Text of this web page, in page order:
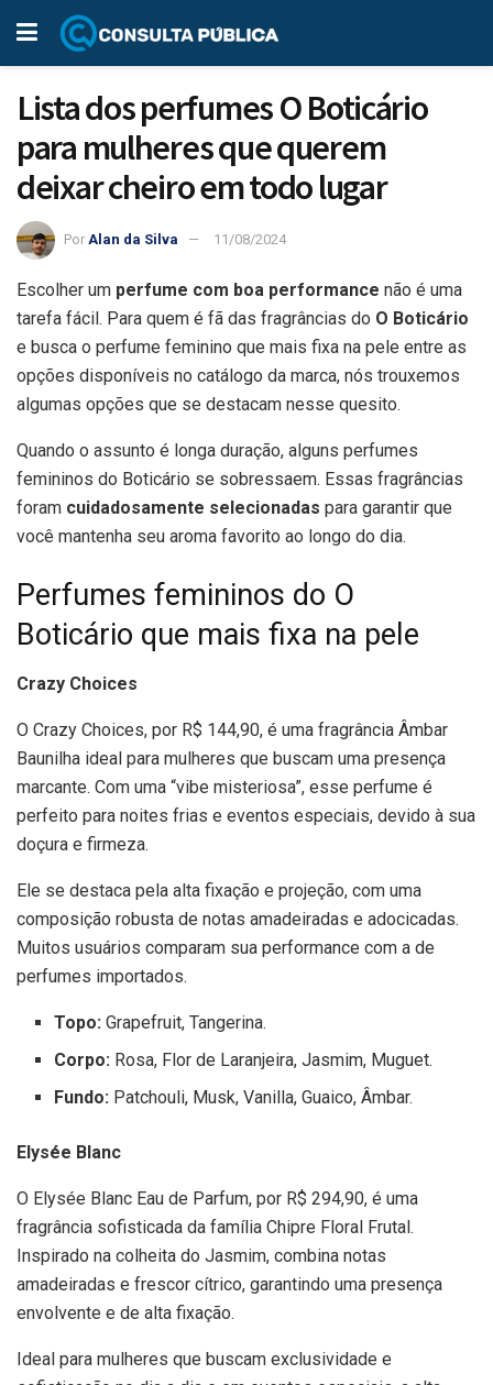
Lista dos perfumes O Boticário
para mulheres que querem
deixar cheiro em todo lugar
Por Alan da Silva 11/08/2024
Escolher um perfume com boa performance não é uma
tarefa fácil. Para quem é fã das fragrâncias do O Boticário
e busca o perfume feminino que mais fixa na pele entre as
opções disponíveis no catálogo da marca, nós trouxemos
algumas opções que se destacam nesse quesito.
Quando o assunto é longa duração, alguns perfumes
femininos do Boticário se sobressaem. Essas fragrâncias
foram cuidadosamente selecionadas para garantir que
você mantenha seu aroma favorito ao longo do dia.
Perfumes femininos do O
Boticário que mais fixa na pele
Crazy Choices
O Crazy Choices, por R$ 144,90, é uma fragrância Âmbar
Baunilha ideal para mulheres que buscam uma presença
marcante. Com uma “vibe misteriosa”, esse perfume é
perfeito para noites frias e eventos especiais, devido à sua
doçura e firmeza.
Ele se destaca pela alta fixação e projeção, com uma
composição robusta de notas amadeiradas e adocicadas.
Muitos usuários comparam sua performance com a de
perfumes importados.
Topo: Grapefruit, Tangerina.
Corpo: Rosa, Flor de Laranjeira, Jasmim, Muguet.
Fundo: Patchouli, Musk, Vanilla, Guaico, Âmbar.
Elysée Blanc
O Elysée Blanc Eau de Parfum, por R$ 294,90, é uma
fragrância sofisticada da família Chipre Floral Frutal.
Inspirado na colheita do Jasmim, combina notas
amadeiradas e frescor cítrico, garantindo uma presença
envolvente e de alta fixação.
Ideal para mulheres que buscam exclusividade e